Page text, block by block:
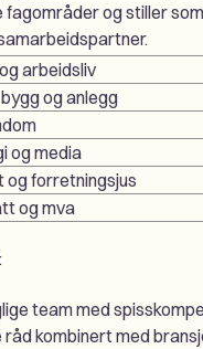
og stiller
arbeidsliv
og anlegg
og media
forretningsjus
og mva
team med
råd kombinert med